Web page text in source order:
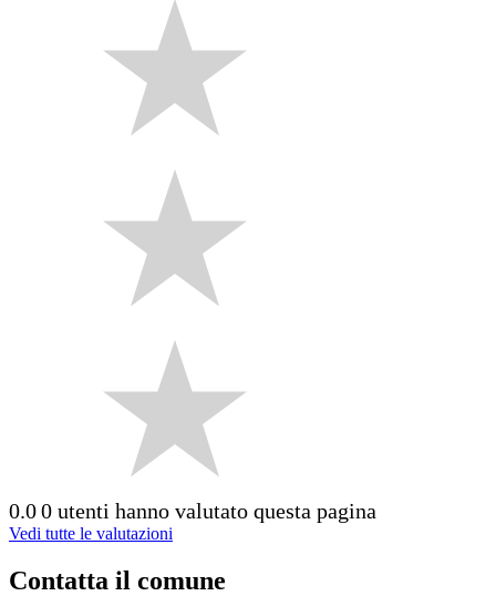
0.00 utenti hanno valutato questa pagina
Vedi tutte le valutazioni
Contatta il comune